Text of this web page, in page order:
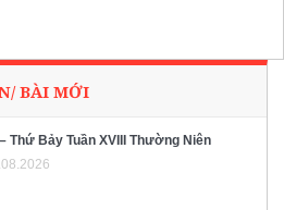
BÀI MỚI
Thứ Bảy Tuần XVIII Thường Niên